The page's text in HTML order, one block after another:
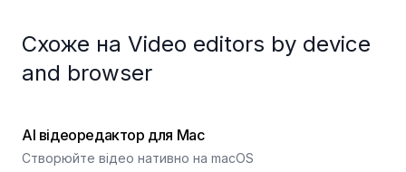
Схоже на Video editors by device
and browser
AI відеоредактор для Mac
Створюйте відео нативно на macOS